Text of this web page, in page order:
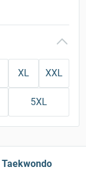
XL XXL
5XL
Taekwondo